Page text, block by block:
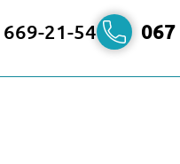
669-21-54 067